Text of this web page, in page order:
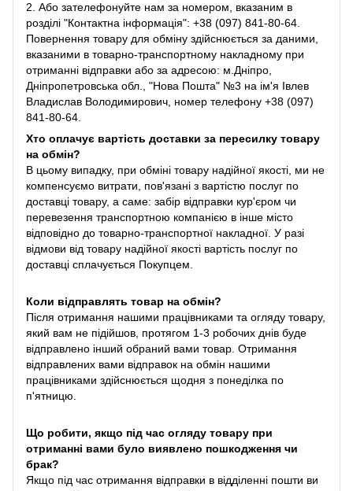
2. Або зателефонуйте нам за номером, вказаним в
розділі "Контактна інформація": +38 (097) 841-80-64.
Повернення товару для обміну здійснюється за даними,
вказаними в товарно-транспортному накладному при
отриманні відправки або за адресою: м.Дніпро,
Дніпропетровська обл., "Нова Пошта" №3 на ім'я Івлев
Владислав Володимирович, номер телефону +38 (097)
841-80-64.
Хто оплачує вартість доставки за пересилку товару
на обмін?
В цьому випадку, при обміні товару надійної якості, ми не
компенсуємо витрати, пов'язані з вартістю послуг по
доставці товару, а саме: забір відправки кур'єром чи
перевезення транспортною компанією в інше місто
відповідно до товарно-транспортної накладної. У разі
відмови від товару надійної якості вартість послуг по
доставці сплачується Покупцем.
Коли відправлять товар на обмін?
Після отримання нашими працівниками та огляду товару,
який вам не підійшов, протягом 1-3 робочих днів буде
відправлено інший обраний вами товар. Отримання
відправлених вами відправок на обмін нашими
працівниками здійснюється щодня з понеділка по
п'ятницю.
Що робити, якщо під час огляду товару при
отриманні вами було виявлено пошкодження чи
брак?
Якщо під час отримання відправки в відділенні пошти ви